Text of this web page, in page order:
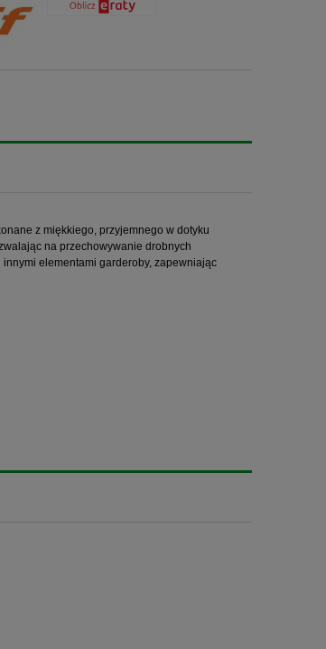
z miękkiego, przyjemnego w dotyku
na przechowywanie drobnych
elementami garderoby, zapewniając